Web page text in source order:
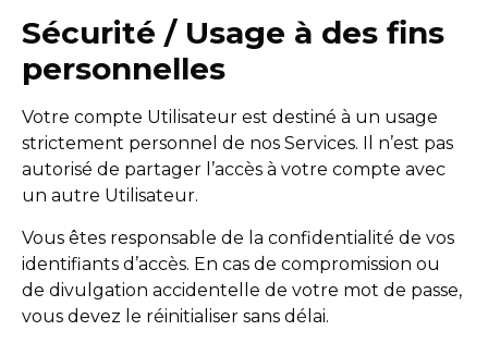
Sécurité / Usage à des fins
personnelles
Votre compte Utilisateur est destiné à un usage
strictement personnel de nos Services. Il n’est pas
autorisé de partager l’accès à votre compte avec
un autre Utilisateur.
Vous êtes responsable de la confidentialité de vos
identifiants d’accès. En cas de compromission ou
de divulgation accidentelle de votre mot de passe,
vous devez le réinitialiser sans délai.